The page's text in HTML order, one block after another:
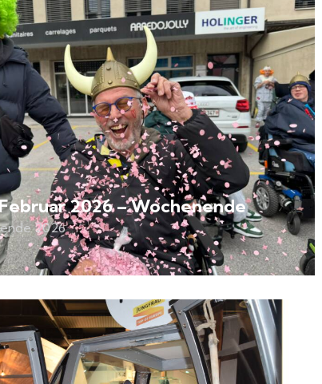
2026 – Wochenende
2026